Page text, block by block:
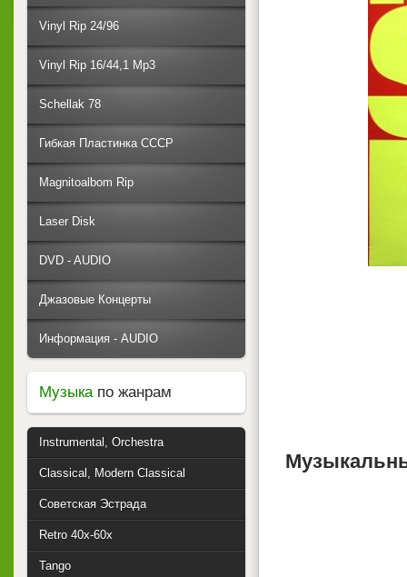
Vinyl Rip 24/96
Vinyl Rip 16/44,1 Mp3
Schellak 78
Гибкая Пластинка СССР
Magnitoalbom Rip
Laser Disk
DVD - AUDIO
Джазовые Концерты
Информация - AUDIO
Музыкапо жанрам
Instrumental, Orchestra
Classical, Modern Classical
Советская Эстрада
Retro 40x-60x
Tango